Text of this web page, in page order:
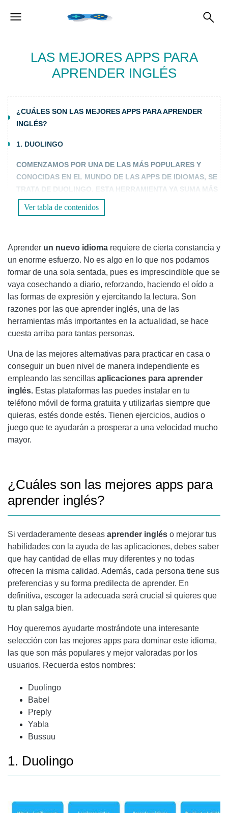
LAS MEJORES APPS PARA
APRENDER INGLÉS
¿CUÁLES SON LAS MEJORES APPS PARA APRENDER
INGLÉS?
1. DUOLINGO
COMENZAMOS POR UNA DE LAS MÁS POPULARES Y
CONOCIDAS EN EL MUNDO DE LAS APPS DE IDIOMAS, SE
TRATA DE DUOLINGO. ESTA HERRAMIENTA YA SUMA MÁS
DE 100 MILLONES DE DESCARGAS EN TODO EL MUNDO Y
HA SIDO ESCOGIDA POR CANTIDAD DE ESTUDIANTES
DISTINTAS. UNA DE SUS MEJORES FACETAS ES LA
GAMIFICACIÓN, PUES TODO LO PLANTEA CON CANTIDAD
DE RETOS Y JUEGOS PARA HACERLO MÁS DIVERTIDO.
VALORACIÓN Y OPINIONES DE DUOLINGO
👉 DESCARGA AQUÍ DUOLINGO 👈
2.BABEL
VALORACIÓN Y OPINIONES DE BABBEL
3. PREPLY
VALORACIÓN Y OPINIONES DE PREPLY
4. YABLA
VALORACIÓN Y OPINIONES DE YABLA
VALORACIÓN Y OPINIONES DE BUSSUU
Ver tabla de contenidos
Aprender un nuevo idioma requiere de cierta constancia y
un enorme esfuerzo. No es algo en lo que nos podamos
formar de una sola sentada, pues es imprescindible que se
vaya cosechando a diario, reforzando, haciendo el oído a
las formas de expresión y ejercitando la lectura. Son
razones por las que aprender inglés, una de las
herramientas más importantes en la actualidad, se hace
cuesta arriba para tantas personas.
Una de las mejores alternativas para practicar en casa o
conseguir un buen nivel de manera independiente es
empleando las sencillas aplicaciones para aprender
inglés. Estas plataformas las puedes instalar en tu
teléfono móvil de forma gratuita y utilizarlas siempre que
quieras, estés donde estés. Tienen ejercicios, audios o
juego que te ayudarán a prosperar a una velocidad mucho
mayor.
¿Cuáles son las mejores apps para
aprender inglés?
Si verdaderamente deseas aprender inglés o mejorar tus
habilidades con la ayuda de las aplicaciones, debes saber
que hay cantidad de ellas muy diferentes y no todas
ofrecen la misma calidad. Además, cada persona tiene sus
preferencias y su forma predilecta de aprender. En
definitiva, escoger la adecuada será crucial si quieres que
tu plan salga bien.
Hoy queremos ayudarte mostrándote una interesante
selección con las mejores apps para dominar este idioma,
las que son más populares y mejor valoradas por los
usuarios. Recuerda estos nombres:
Duolingo
Babel
Preply
Yabla
Bussuu
1. Duolingo